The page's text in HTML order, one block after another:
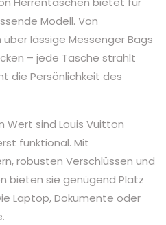
Modell. Von
lässige Messenger Bags
– jede Tasche strahlt
die Persönlichkeit des
Wert sind Louis Vuitton
funktional. Mit
robusten Verschlüssen und
bieten sie genügend Platz
Laptop, Dokumente oder